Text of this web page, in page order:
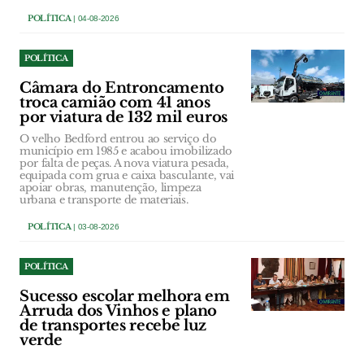
POLÍTICA| 04-08-2026
POLÍTICA
Câmara do Entroncamento
troca camião com 41 anos
por viatura de 132 mil euros
O velho Bedford entrou ao serviço do
município em 1985 e acabou imobilizado
por falta de peças. A nova viatura pesada,
equipada com grua e caixa basculante, vai
apoiar obras, manutenção, limpeza
urbana e transporte de materiais.
POLÍTICA| 03-08-2026
POLÍTICA
Sucesso escolar melhora em
Arruda dos Vinhos e plano
de transportes recebe luz
verde